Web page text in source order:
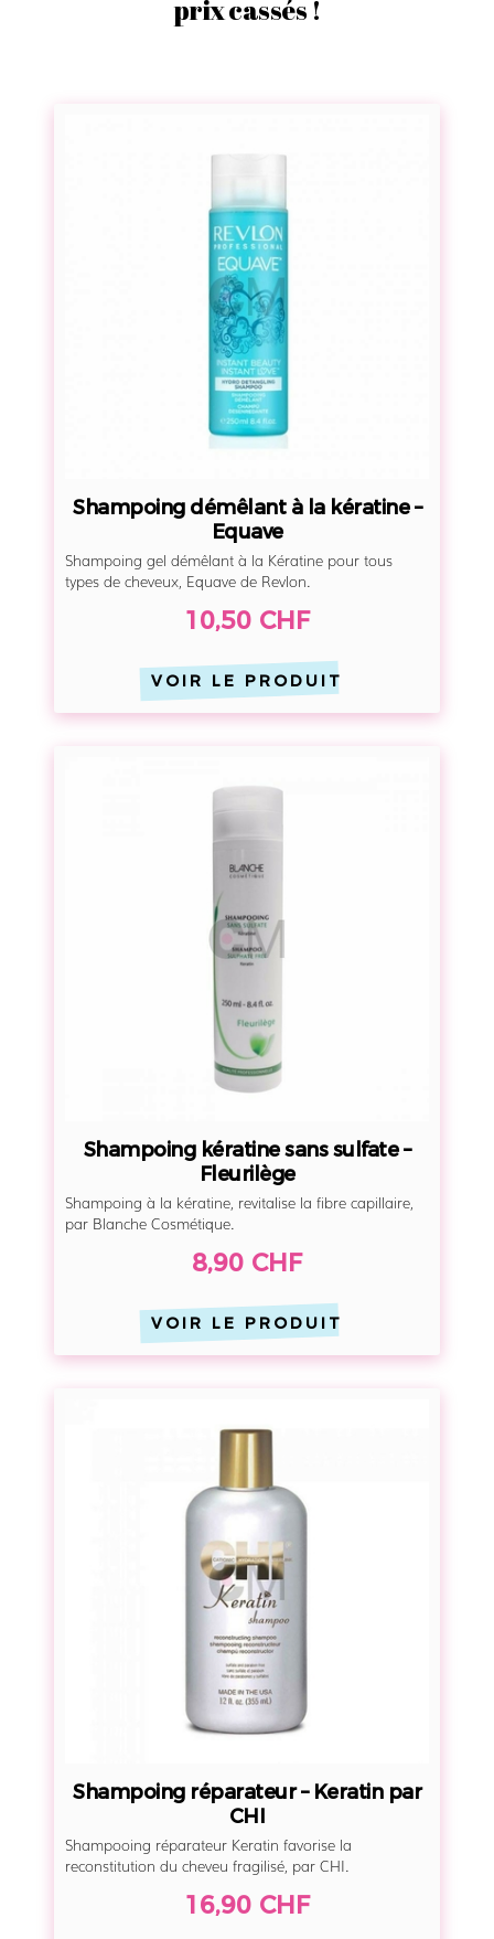
prix cassés !
m
p
o
i
n
g
d
é
m
l
a
n
t
à
l
a
k
é
n
–
E
u
a
v
e
Shampoing démêlant à la kératine –
Equave
Shampoing gel démêlant à la Kératine pour tous
types de cheveux, Equave de Revlon.
10,50 CHF
VOIR LE PRODUIT
h
a
p
i
n
k
é
r
t
i
s
a
n
s
s
l
t
e
–
F
l
e
u
r
i
è
g
e
Shampoing kératine sans sulfate –
Fleurilège
Shampoing à la kératine, revitalise la fibre capillaire,
par Blanche Cosmétique.
8,90 CHF
VOIR LE PRODUIT
h
m
p
o
i
n
g
r
é
p
a
e
u
r
Shampoing réparateur – Keratin par
CHI
Shampooing réparateur Keratin favorise la
reconstitution du cheveu fragilisé, par CHI.
16,90 CHF